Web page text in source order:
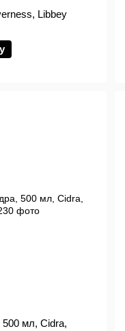
Libbey
мл, Cidra,